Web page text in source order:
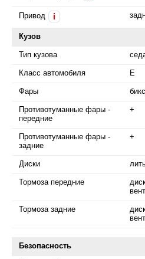
Привод
Кузов
Тип кузова
Класс автомобиля E
Фары
Противотуманные фары -
передние
+
Противотуманные фары -
задние
+
Диски
Тормоза передние
Тормоза задние
Безопасность